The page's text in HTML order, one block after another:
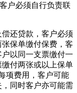
户必须自行负责联
还贷款，客户必须
保单缴付保费，客
以同一支票缴付一
付两张或以上保单
项费用，客户可能
同时客户亦可能需